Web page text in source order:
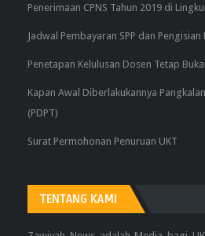
Penerimaan CPNS Tahun 2019 di
Jadwal Pembayaran SPP dan Pengisian
Penetapan Kelulusan Dosen Tetap
Kapan Awal Diberlakukannya
(PDPT)
Surat Permohonan Penuruan UKT
TENTANG KAMI